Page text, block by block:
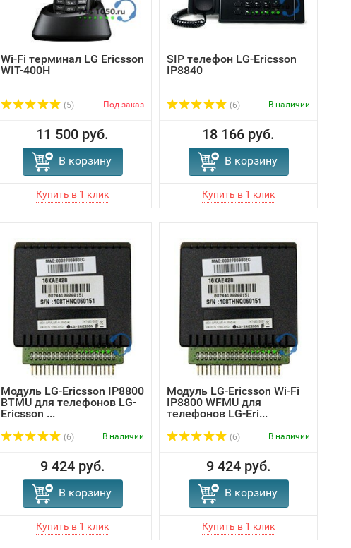
Wi-Fi терминал LG Ericsson
WIT-400H
(5) Под заказ
11 500 руб.
В корзину
SIP телефон LG-Ericsson
IP8840
(6) В наличии
18 166 руб.
В корзину
Модуль LG-Ericsson IP8800
BTMU для телефонов LG-
Ericsson ...
(6) В наличии
9 424 руб.
В корзину
Модуль LG-Ericsson Wi-Fi
IP8800 WFMU для
телефонов LG-Eri...
(6) В наличии
9 424 руб.
В корзину